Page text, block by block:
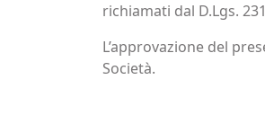
richiamati dal D.Lgs.
L’approvazione del
Società.